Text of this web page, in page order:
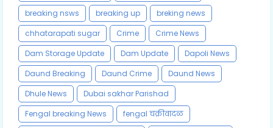
breaking nsws
breaking up
breking news
chhatarapati sugar
Crime
Crime News
Dam Storage Update
Dam Update
Dapoli News
Daund Breaking
Daund Crime
Daund News
Dhule News
Dubai sakhar Parishad
Fengal breaking News
fengal चक्रीवादळ